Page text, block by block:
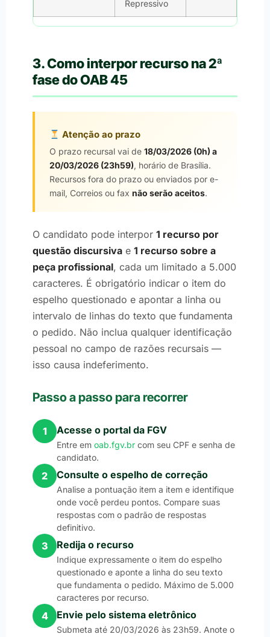
Repressivo
3. Como interpor recurso na 2ª
fase do OAB 45
Atenção ao prazo
O prazo recursal vai de 18/03/2026 (0h) a
20/03/2026 (23h59), horário de Brasília.
Recursos fora do prazo ou enviados por e-
mail, Correios ou fax não serão aceitos.
O candidato pode interpor 1 recurso por
questão discursiva e 1 recurso sobre a
peça profissional, cada um limitado a 5.000
caracteres. É obrigatório indicar o item do
espelho questionado e apontar a linha ou
intervalo de linhas do texto que fundamenta
o pedido. Não inclua qualquer identificação
pessoal no campo de razões recursais —
isso causa indeferimento.
Passo a passo para recorrer
1 Acesse o portal da FGV
Entre em oab.fgv.br com seu CPF e senha de
candidato.
2 Consulte o espelho de correção
Analise a pontuação item a item e identifique
onde você perdeu pontos. Compare suas
respostas com o padrão de respostas
definitivo.
3 Redija o recurso
Indique expressamente o item do espelho
questionado e aponte a linha do seu texto
que fundamenta o pedido. Máximo de 5.000
caracteres por recurso.
4 Envie pelo sistema eletrônico
Submeta até 20/03/2026 às 23h59. Anote o